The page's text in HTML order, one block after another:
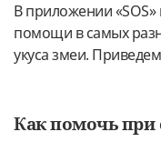
В приложении
помощи в самых
укуса змеи.
Как помочь при